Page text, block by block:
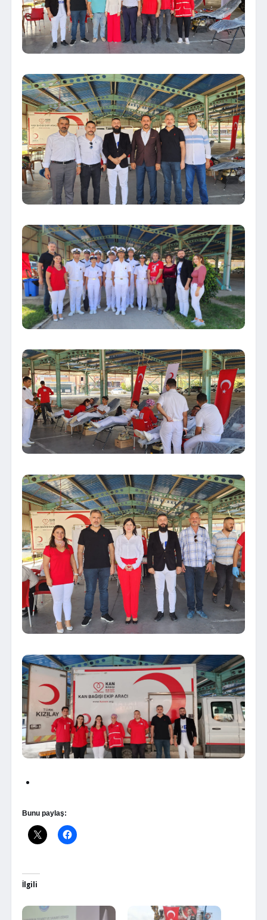
Bunu paylaş:
İlgili